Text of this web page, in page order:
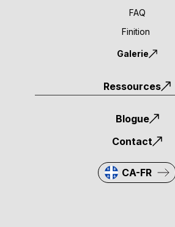
FAQ
Finition
Galerie
Ressources
Blogue
Contact
CA-FR